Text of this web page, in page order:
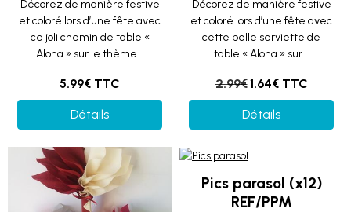
Décorez de manière festive
et coloré lors d’une fête avec
ce joli chemin de table «
Aloha » sur le thème...
5.99€ TTC
Détails
Décorez de manière festive
et coloré lors d’une fête avec
cette belle serviette de
table « Aloha » sur...
2.99€1.64€ TTC
Détails
Pics parasol (x12)
REF/PPM